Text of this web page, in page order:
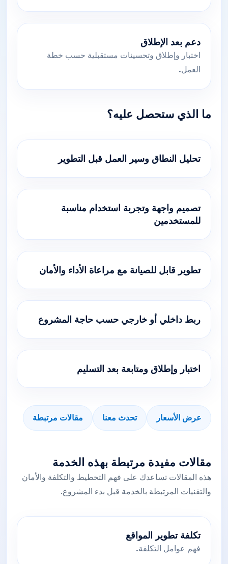
دعم بعد الإطلاق
اختبار وإطلاق وتحسينات مستقبلية حسب خطة
العمل.
ما الذي ستحصل عليه؟
تحليل النطاق وسير العمل قبل التطوير
تصميم واجهة وتجربة استخدام مناسبة
للمستخدمين
تطوير قابل للصيانة مع مراعاة الأداء والأمان
ربط داخلي أو خارجي حسب حاجة المشروع
اختبار وإطلاق ومتابعة بعد التسليم
عرض الأسعار تحدث معنا مقالات مرتبطة
مقالات مفيدة مرتبطة بهذه الخدمة
هذه المقالات تساعدك على فهم التخطيط والتكلفة والأمان
والتقنيات المرتبطة بالخدمة قبل بدء المشروع.
تكلفة تطوير المواقع
فهم عوامل التكلفة.